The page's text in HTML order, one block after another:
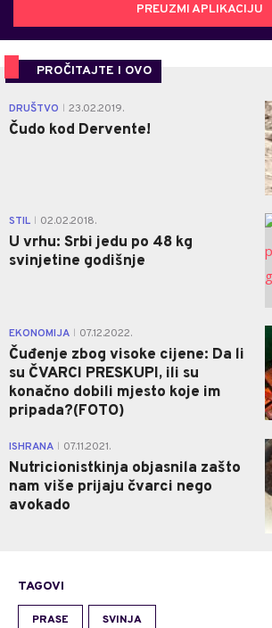
PREUZMI APLIKACIJU
PROČITAJTE I OVO
DRUŠTVO 23.02.2019.
Čudo kod Dervente!
STIL 02.02.2018.
U vrhu: Srbi jedu po 48 kg
svinjetine godišnje
EKONOMIJA 07.12.2022.
Čuđenje zbog visoke cijene: Da li
su ČVARCI PRESKUPI, ili su
konačno dobili mjesto koje im
pripada?(FOTO)
ISHRANA 07.11.2021.
Nutricionistkinja objasnila zašto
nam više prijaju čvarci nego
avokado
TAGOVI
PRASE SVINJA